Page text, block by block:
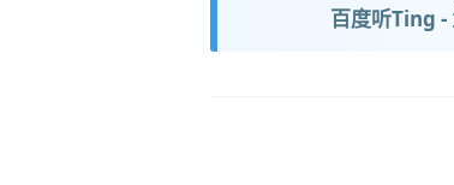
百度听Ting -